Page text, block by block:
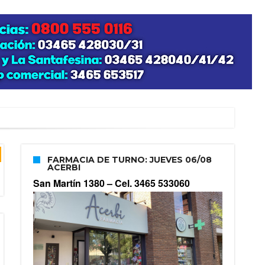
FARMACIA DE TURNO: JUEVES 06/08
ACERBI
San Martín 1380 –Cel. 3465 533060